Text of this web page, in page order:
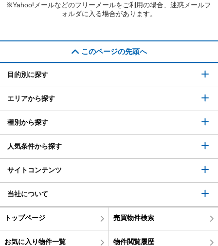
※Yahoo!メールなどのフリーメールをご利用の場合、迷惑メールフ
ォルダに入る場合があります。
このページの先頭へ
目的別に探す
エリアから探す
種別から探す
人気条件から探す
サイトコンテンツ
当社について
トップページ 売買物件検索
お気に入り物件一覧 物件閲覧履歴